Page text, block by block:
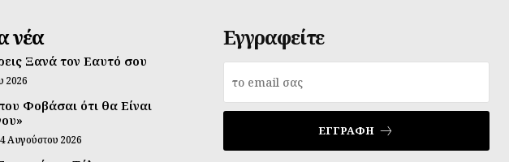
νέα
Ξανά τον Εαυτό σου
2026
Φοβάσαι ότι θα Είναι
4 Αυγούστου 2026
Εγγραφείτε
ΕΓΓΡΑΦΉ